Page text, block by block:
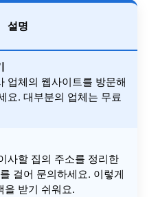
설명
업체의 웹사이트를 방문해
요. 대부분의 업체는 무료
사할 집의 주소를 정리한
걸어 문의하세요. 이렇게
을 받기 쉬워요.